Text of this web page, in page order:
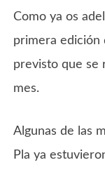
Como ya os
primera edición
previsto que se
mes.
Algunas de las
Pla ya